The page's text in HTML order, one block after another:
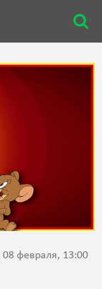
08 февраля, 13:00